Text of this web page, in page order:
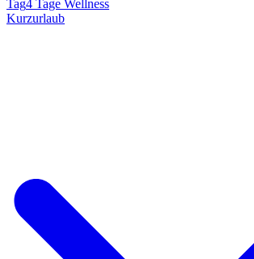
Tag4 Tage Wellness
Kurzurlaub